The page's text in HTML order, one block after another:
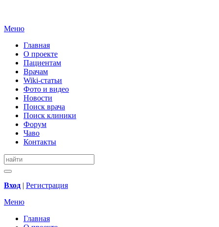
Меню
Главная
О проекте
Пациентам
Врачам
Wiki-статьи
Фото и видео
Новости
Поиск врача
Поиск клиники
Форум
Чаво
Контакты
Вход | Регистрация
Меню
Главная